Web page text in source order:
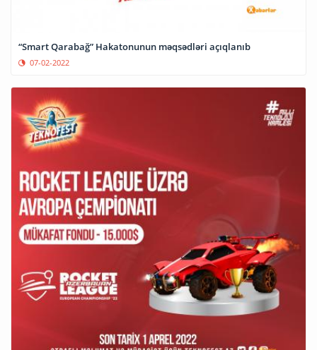
“Smart Qarabağ” Hakatonunun məqsədləri açıqlanıb
07-02-2022